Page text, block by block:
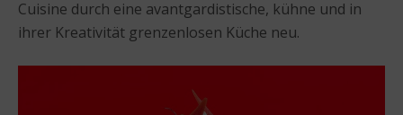
Cuisine durch eine avantgardistische, kühne und in
ihrer Kreativität grenzenlosen Küche neu.